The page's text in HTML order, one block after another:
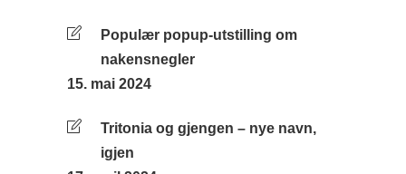
Populær popup-utstilling om
nakensnegler
15. mai 2024
Tritonia og gjengen – nye navn,
igjen